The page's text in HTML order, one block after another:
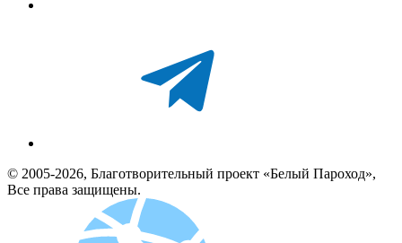
© 2005-2026, Благотворительный проект «Белый Пароход»,
Все права защищены.